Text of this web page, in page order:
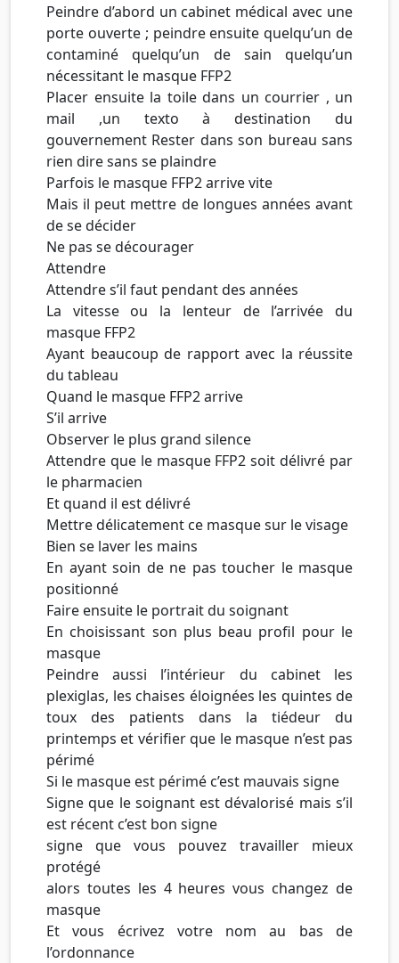
Peindre d’abord un cabinet médical avec une
porte ouverte ; peindre ensuite quelqu’un de
contaminé quelqu’un de sain quelqu’un
nécessitant le masque FFP2
Placer ensuite la toile dans un courrier , un
mail ,un texto à destination du
gouvernement Rester dans son bureau sans
rien dire sans se plaindre
Parfois le masque FFP2 arrive vite
Mais il peut mettre de longues années avant
de se décider
Ne pas se décourager
Attendre
Attendre s’il faut pendant des années
La vitesse ou la lenteur de l’arrivée du
masque FFP2
Ayant beaucoup de rapport avec la réussite
du tableau
Quand le masque FFP2 arrive
S’il arrive
Observer le plus grand silence
Attendre que le masque FFP2 soit délivré par
le pharmacien
Et quand il est délivré
Mettre délicatement ce masque sur le visage
Bien se laver les mains
En ayant soin de ne pas toucher le masque
positionné
Faire ensuite le portrait du soignant
En choisissant son plus beau profil pour le
masque
Peindre aussi l’intérieur du cabinet les
plexiglas, les chaises éloignées les quintes de
toux des patients dans la tiédeur du
printemps et vérifier que le masque n’est pas
périmé
Si le masque est périmé c’est mauvais signe
Signe que le soignant est dévalorisé mais s’il
est récent c’est bon signe
signe que vous pouvez travailler mieux
protégé
alors toutes les 4 heures vous changez de
masque
Et vous écrivez votre nom au bas de
l’ordonnance